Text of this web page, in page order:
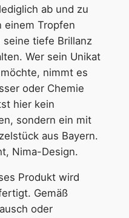
ab und zu
einem Tropfen
seine tiefe Brillanz
Wer sein Unikat
nimmt es
oder Chemie
hier kein
sondern ein mit
aus Bayern.
Nima-Design.
Produkt wird
Gemäß
oder